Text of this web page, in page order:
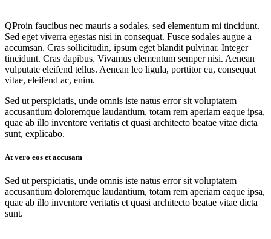
QProin faucibus nec mauris a sodales, sed elementum mi tincidunt.
Sed eget viverra egestas nisi in consequat. Fusce sodales augue a
accumsan. Cras sollicitudin, ipsum eget blandit pulvinar. Integer
tincidunt. Cras dapibus. Vivamus elementum semper nisi. Aenean
vulputate eleifend tellus. Aenean leo ligula, porttitor eu, consequat
vitae, eleifend ac, enim.
Sed ut perspiciatis, unde omnis iste natus error sit voluptatem
accusantium doloremque laudantium, totam rem aperiam eaque ipsa,
quae ab illo inventore veritatis et quasi architecto beatae vitae dicta
sunt, explicabo.
At vero eos et accusam
Sed ut perspiciatis, unde omnis iste natus error sit voluptatem
accusantium doloremque laudantium, totam rem aperiam eaque ipsa,
quae ab illo inventore veritatis et quasi architecto beatae vitae dicta
sunt.